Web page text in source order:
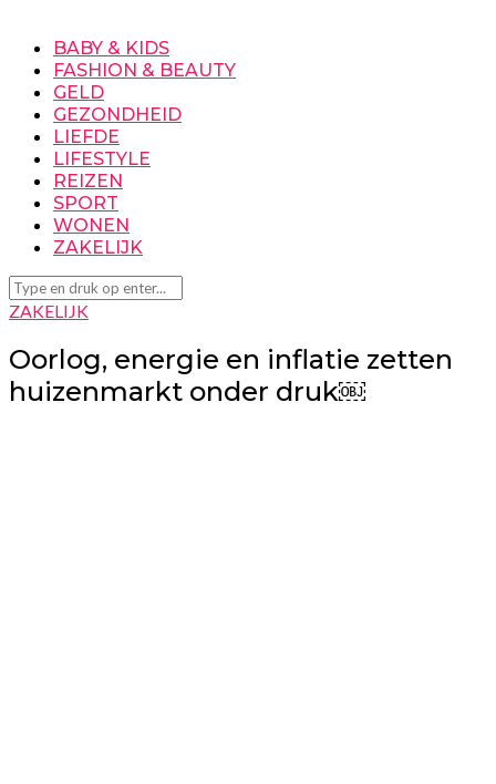
BABY & KIDS
FASHION & BEAUTY
GELD
GEZONDHEID
LIEFDE
LIFESTYLE
REIZEN
SPORT
WONEN
ZAKELIJK
ZAKELIJK
Oorlog, energie en inflatie zetten
huizenmarkt onder druk￼